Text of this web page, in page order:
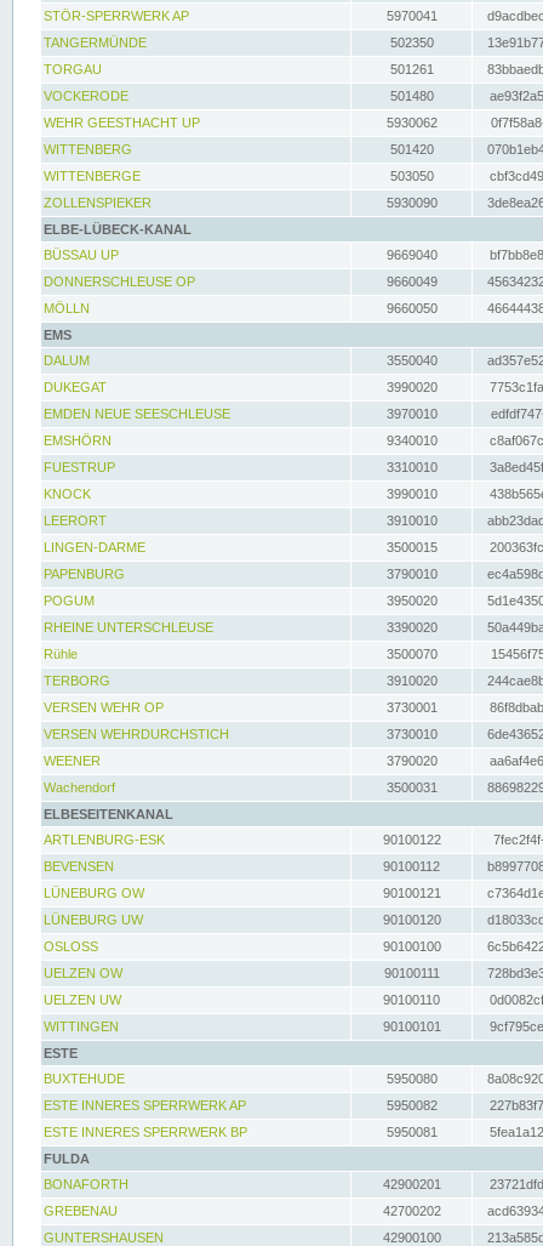
STÖR-SPERRWERK AP 5970041
TANGERMÜNDE
502350
TORGAU
501261
VOCKERODE
501480
WEHR GEESTHACHT UP
5930062
WITTENBERG
501420
WITTENBERGE
503050
ZOLLENSPIEKER
5930090
ELBE-LÜBECK-KANAL
BÜSSAU UP
9669040
DONNERSCHLEUSE OP
9660049
MÖLLN
9660050
EMS
DALUM
3550040
DUKEGAT
3990020
EMDEN NEUE SEESCHLEUSE
3970010
EMSHÖRN
9340010
FUESTRUP
3310010
KNOCK
3990010
LEERORT
3910010
LINGEN-DARME
3500015
PAPENBURG
3790010
POGUM
3950020
RHEINE UNTERSCHLEUSE
3390020
Rühle
3500070
TERBORG
3910020
VERSEN WEHR OP
3730001
VERSEN WEHRDURCHSTICH
3730010
WEENER
3790020
Wachendorf
3500031
ELBESEITENKANAL
ARTLENBURG-ESK
90100122
BEVENSEN
90100112
LÜNEBURG OW
90100121
LÜNEBURG UW
90100120
OSLOSS
90100100
UELZEN OW
90100111
UELZEN UW
90100110
WITTINGEN
90100101
ESTE
BUXTEHUDE
5950080
ESTE INNERES SPERRWERK AP
5950082
ESTE INNERES SPERRWERK BP
5950081
FULDA
BONAFORTH
42900201
GREBENAU
42700202
GUNTERSHAUSEN
42900100